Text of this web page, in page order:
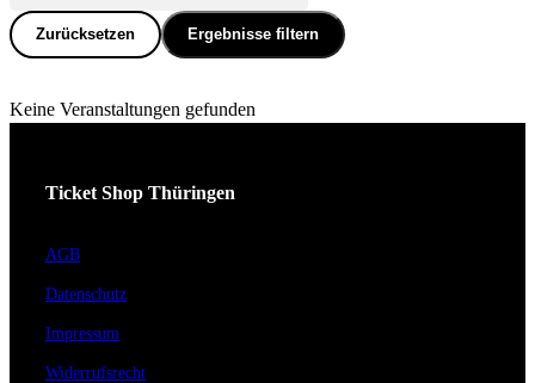
Zurücksetzen Ergebnisse filtern
Keine Veranstaltungen gefunden
Ticket Shop Thüringen
AGB
Datenschutz
Impressum
Widerrufsrecht